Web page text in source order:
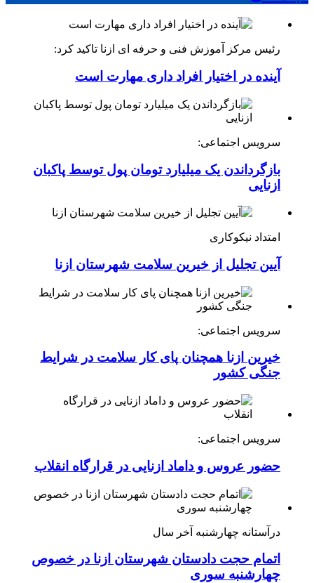
رئیس مرکز آموزش فنی و حرفه ای ازنا تاکید کرد:
آینده در اختیار افراد داری مهارت است
سرویس اجتماعی:
بازگرداندن یک میلیارد تومان پول توسط پاکبان
ازنایی
امتداد نیکوکاری
آیین تجلیل از خیرین سلامت شهرستان ازنا
سرویس اجتماعی:
خیرین ازنا همچنان پای کار سلامت در شرایط
جنگی کشور
سرویس اجتماعی:
حضور عروس و داماد ازنایی در قرارگاه انقلاب
درآستانه چهارشنبه آخر سال
اتمام حجت دادستان شهرستان ازنا در خصوص
چهارشنبه ‌سوری